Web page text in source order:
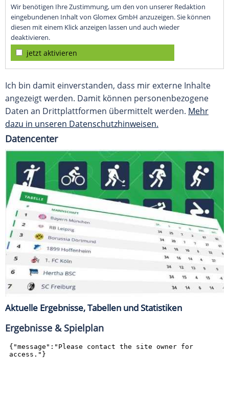
Wir benötigen Ihre Zustimmung, um den von unserer Redaktion
eingebundenen Inhalt von Glomex GmbH anzuzeigen. Sie können
diesen mit einem Klick anzeigen lassen und auch wieder
deaktivieren.
jetzt aktivieren
Ich bin damit einverstanden, dass mir externe Inhalte
angezeigt werden. Damit können personenbezogene
Daten an Drittplattformen übermittelt werden. Mehr
dazu in unseren Datenschutzhinweisen.
Datencenter
Aktuelle Ergebnisse, Tabellen und Statistiken
Ergebnisse & Spielplan